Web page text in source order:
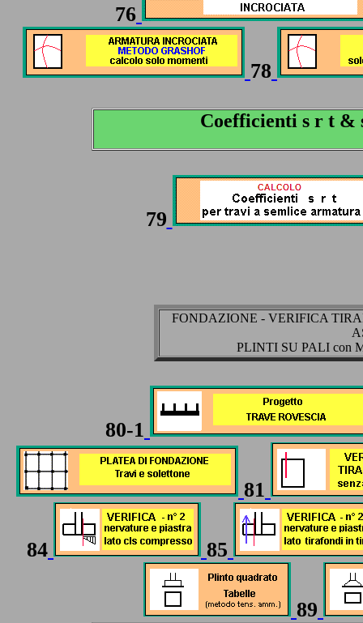
76
78
Coefficienti s r t &
79
FONDAZIONE - VERIFICA
PLINTI SU PALI con
80-1
81
84 85
89